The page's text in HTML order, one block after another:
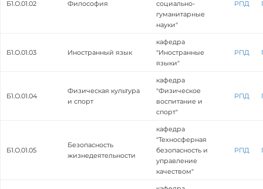
Б1.О.01.02 Философия
социально-
гуманитарные
науки"
РПД
Б1.О.01.03 Иностранный язык
кафедра
"Иностранные
языки"
РПД
Б1.О.01.04
Физическая культура
и спорт
кафедра
"Физическое
воспитание и
спорт"
РПД
Б1.О.01.05
Безопасность
жизнедеятельности
кафедра
"Техносферная
безопасность и
управление
качеством"
РПД